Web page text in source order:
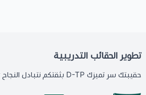
تطوير الحقائب التدريبية
حقيبتك سر تميزك D-TP بثقتكم نتبادل النجاح D-TP